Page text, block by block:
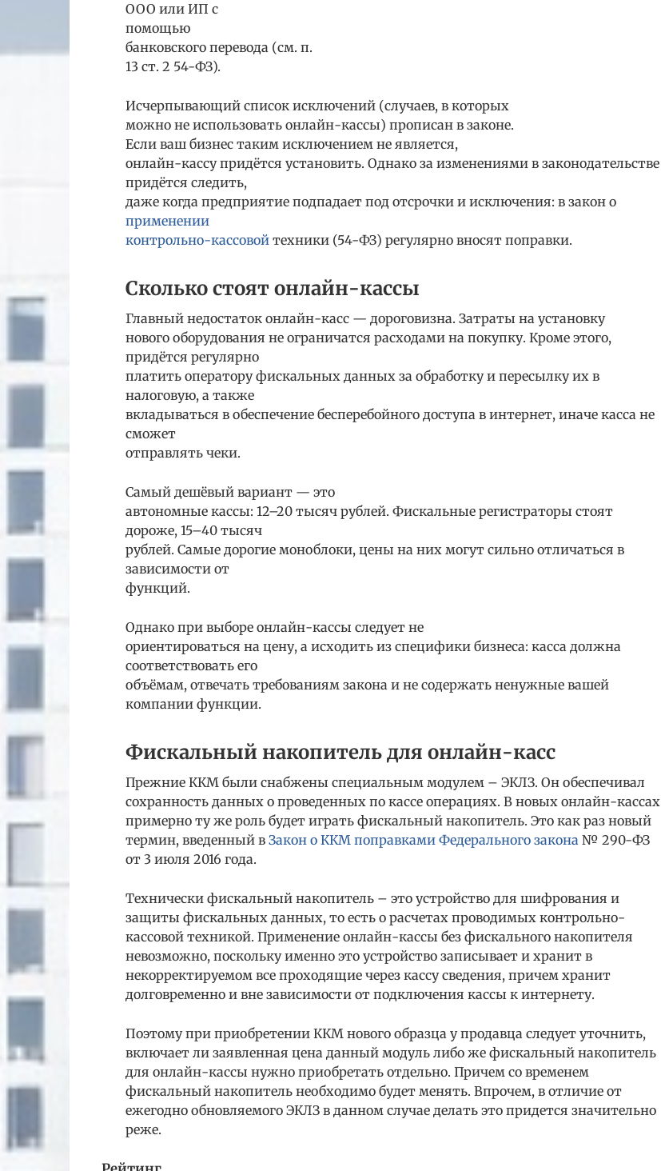
ООО или ИП с
помощью
банковского перевода (см. п.
13 ст. 2 54-ФЗ).
Исчерпывающий список исключений (случаев, в которых
можно не использовать онлайн-кассы) прописан в законе.
Если ваш бизнес таким исключением не является,
онлайн-кассу придётся установить. Однако за изменениями в законодательстве
придётся следить,
даже когда предприятие подпадает под отсрочки и исключения: в закон о
применении
контрольно-кассовой техники (54-ФЗ) регулярно вносят поправки.
Сколько стоят онлайн-кассы
Главный недостаток онлайн-касс — дороговизна. Затраты на установку
нового оборудования не ограничатся расходами на покупку. Кроме этого,
придётся регулярно
платить оператору фискальных данных за обработку и пересылку их в
налоговую, а также
вкладываться в обеспечение бесперебойного доступа в интернет, иначе касса не
сможет
отправлять чеки.
Самый дешёвый вариант — это
автономные кассы: 12–20 тысяч рублей. Фискальные регистраторы стоят
дороже, 15–40 тысяч
рублей. Самые дорогие моноблоки, цены на них могут сильно отличаться в
зависимости от
функций.
Однако при выборе онлайн-кассы следует не
ориентироваться на цену, а исходить из специфики бизнеса: касса должна
соответствовать его
объёмам, отвечать требованиям закона и не содержать ненужные вашей
компании функции.
Фискальный накопитель для онлайн-касс
Прежние ККМ были снабжены специальным модулем – ЭКЛЗ. Он обеспечивал
сохранность данных о проведенных по кассе операциях. В новых онлайн-кассах
примерно ту же роль будет играть фискальный накопитель. Это как раз новый
термин, введенный в Закон о ККМ поправками Федерального закона № 290-ФЗ
от 3 июля 2016 года.
Технически фискальный накопитель – это устройство для шифрования и
защиты фискальных данных, то есть о расчетах проводимых контрольно-
кассовой техникой. Применение онлайн-кассы без фискального накопителя
невозможно, поскольку именно это устройство записывает и хранит в
некорректируемом все проходящие через кассу сведения, причем хранит
долговременно и вне зависимости от подключения кассы к интернету.
Поэтому при приобретении ККМ нового образца у продавца следует уточнить,
включает ли заявленная цена данный модуль либо же фискальный накопитель
для онлайн-кассы нужно приобретать отдельно. Причем со временем
фискальный накопитель необходимо будет менять. Впрочем, в отличие от
ежегодно обновляемого ЭКЛЗ в данном случае делать это придется значительно
реже.